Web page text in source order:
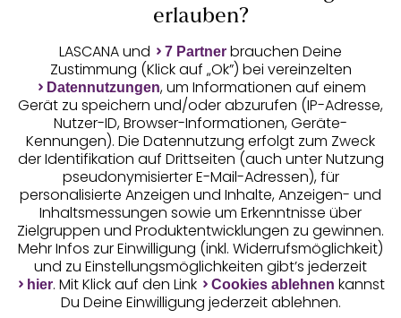
T-Shirt-
BH /Schalen-
verzichten auf Spitze
unter eng
anliegenden
Oberteilen
abzeichnen. Sehr
beliebt sind
Schalen-BHs, die der
Büste dank ihrer
vorgeformten
Schalen eine runde
Form verleihen und
dafür sorgen, dass
die Brustwarzen
unter dem Shirt nicht
sichtbar sind.
Der T-Shirt-BH ist
für alle Größen
und Brustformen
hervorragend
geeignet.
Jetzt anmelden
Auszeichnungen
erlauben?
LASCANA und 7 Partner brauchen Deine
Zustimmung (Klick auf „Ok”) bei vereinzelten
Datennutzungen, um Informationen auf einem
Gerät zu speichern und/oder abzurufen (IP-Adresse,
Nutzer-ID, Browser-Informationen, Geräte-
Kennungen). Die Datennutzung erfolgt zum Zweck
der Identifikation auf Drittseiten (auch unter Nutzung
pseudonymisierter E-Mail-Adressen), für
personalisierte Anzeigen und Inhalte, Anzeigen- und
Inhaltsmessungen sowie um Erkenntnisse über
Zielgruppen und Produktentwicklungen zu gewinnen.
Mehr Infos zur Einwilligung (inkl. Widerrufsmöglichkeit)
und zu Einstellungsmöglichkeiten gibt’s jederzeit
hier. Mit Klick auf den Link Cookies ablehnen kannst
Du Deine Einwilligung jederzeit ablehnen.